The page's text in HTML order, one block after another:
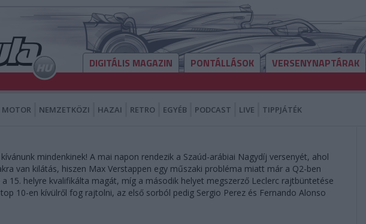
DIGITÁLIS MAGAZIN PONTÁLLÁSOK VERSENYNAPTÁRAK
MOTOR NEMZETKÖZI HAZAI RETRO EGYÉB PODCAST LIVE TIPPJÁTÉK
mindenkinek! A mai napon rendezik a Szaúd-arábiai Nagydíj versenyét, ahol
van kilátás, hiszen Max Verstappen egy műszaki probléma miatt már a Q2-ben
a 15. helyre kvalifikálta magát, míg a második helyet megszerző Leclerc rajtbüntetése
10-en kívülről fog rajtolni, az első sorból pedig Sergio Perez és Fernando Alonso